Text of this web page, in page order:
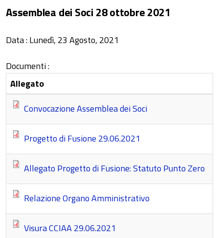
Assemblea dei Soci 28 ottobre 2021
Data :Lunedì, 23 Agosto, 2021
Documenti :
Allegato
Convocazione Assemblea dei Soci
Progetto di Fusione 29.06.2021
Allegato Progetto di Fusione: Statuto Punto Zero
Relazione Organo Amministrativo
Visura CCIAA 29.06.2021